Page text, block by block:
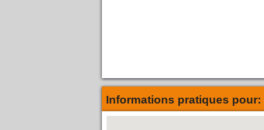
Informations pratiques pour: